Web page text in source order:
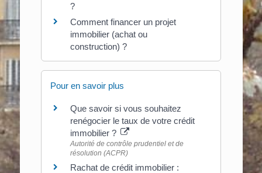
?
Comment financer un projet
immobilier (achat ou
construction) ?
Pour en savoir plus
Que savoir si vous souhaitez
renégocier le taux de votre crédit
immobilier ?
Autorité de contrôle prudentiel et de
résolution (ACPR)
Rachat de crédit immobilier :